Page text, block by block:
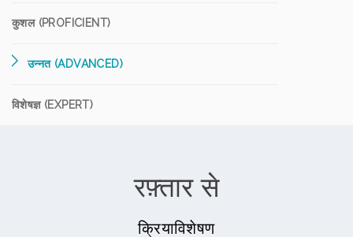
कुशल (PROFICIENT)
उन्नत (ADVANCED)
विशेषज्ञ (EXPERT)
रफ़्तार से
क्रियाविशेषण